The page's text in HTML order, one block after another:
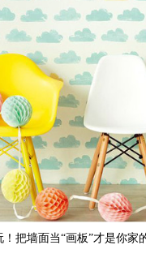
！把墙面当“画板”才是你家